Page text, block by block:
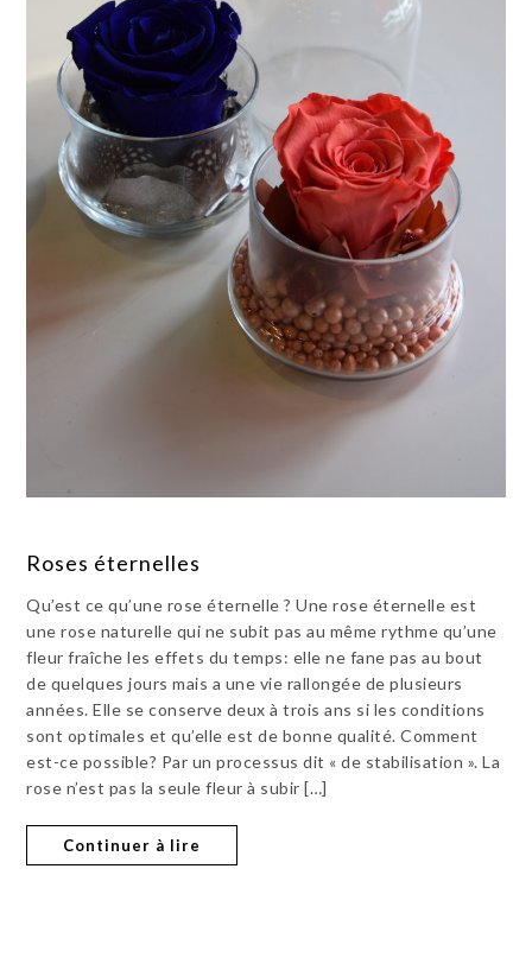
Roses éternelles
Qu’est ce qu’une rose éternelle ? Une rose éternelle est
une rose naturelle qui ne subit pas au même rythme qu’une
fleur fraîche les effets du temps: elle ne fane pas au bout
de quelques jours mais a une vie rallongée de plusieurs
années. Elle se conserve deux à trois ans si les conditions
sont optimales et qu’elle est de bonne qualité. Comment
est-ce possible? Par un processus dit « de stabilisation ». La
rose n’est pas la seule fleur à subir […]
Continuer à lire